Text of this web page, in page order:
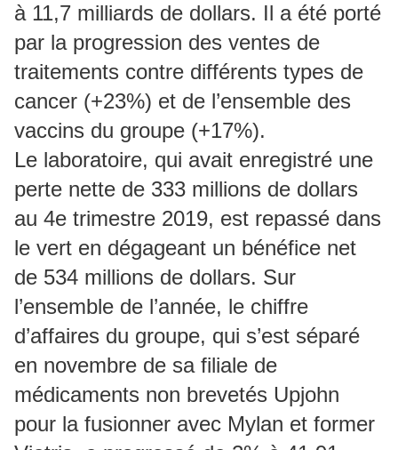
à 11,7 milliards de dollars. Il a été porté
par la progression des ventes de
traitements contre différents types de
cancer (+23%) et de l’ensemble des
vaccins du groupe (+17%).
Le laboratoire, qui avait enregistré une
perte nette de 333 millions de dollars
au 4e trimestre 2019, est repassé dans
le vert en dégageant un bénéfice net
de 534 millions de dollars. Sur
l’ensemble de l’année, le chiffre
d’affaires du groupe, qui s’est séparé
en novembre de sa filiale de
médicaments non brevetés Upjohn
pour la fusionner avec Mylan et former